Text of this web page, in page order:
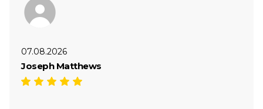
07.08.2026
Joseph Matthews